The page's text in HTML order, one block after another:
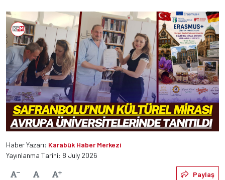
Haber Yazarı: Karabük Haber Merkezi
Yayınlanma Tarihi: 8 July 2026
Yazıyı KüçültVarsayılanYazıyı Büyüt Paylaş